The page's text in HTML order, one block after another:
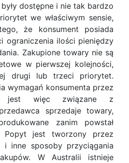
dostępne i nie tak bardzo
we właściwym sensie,
że konsument posiada
ograniczenia ilości pieniędzy
Zakupione towary nie są
w pierwszej kolejności,
drugi lub trzeci priorytet.
wymagań konsumenta przez
jest więc związane z
sprzedaje towary,
zanim powstał
Popyt jest tworzony przez
i inne sposoby przyciągania
W Australii istnieje